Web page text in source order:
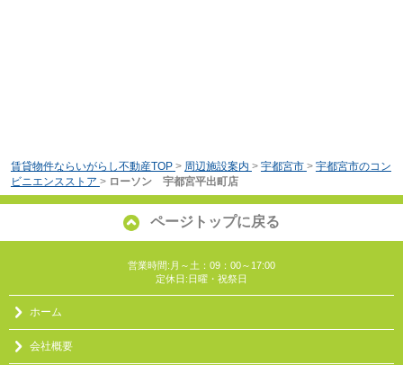
賃貸物件ならいがらし不動産TOP > 周辺施設案内 > 宇都宮市 > 宇都宮市のコン
ビニエンスストア > ローソン 宇都宮平出町店
ページトップに戻る
営業時間:月～土：09：00～17:00
定休日:日曜・祝祭日
ホーム
会社概要